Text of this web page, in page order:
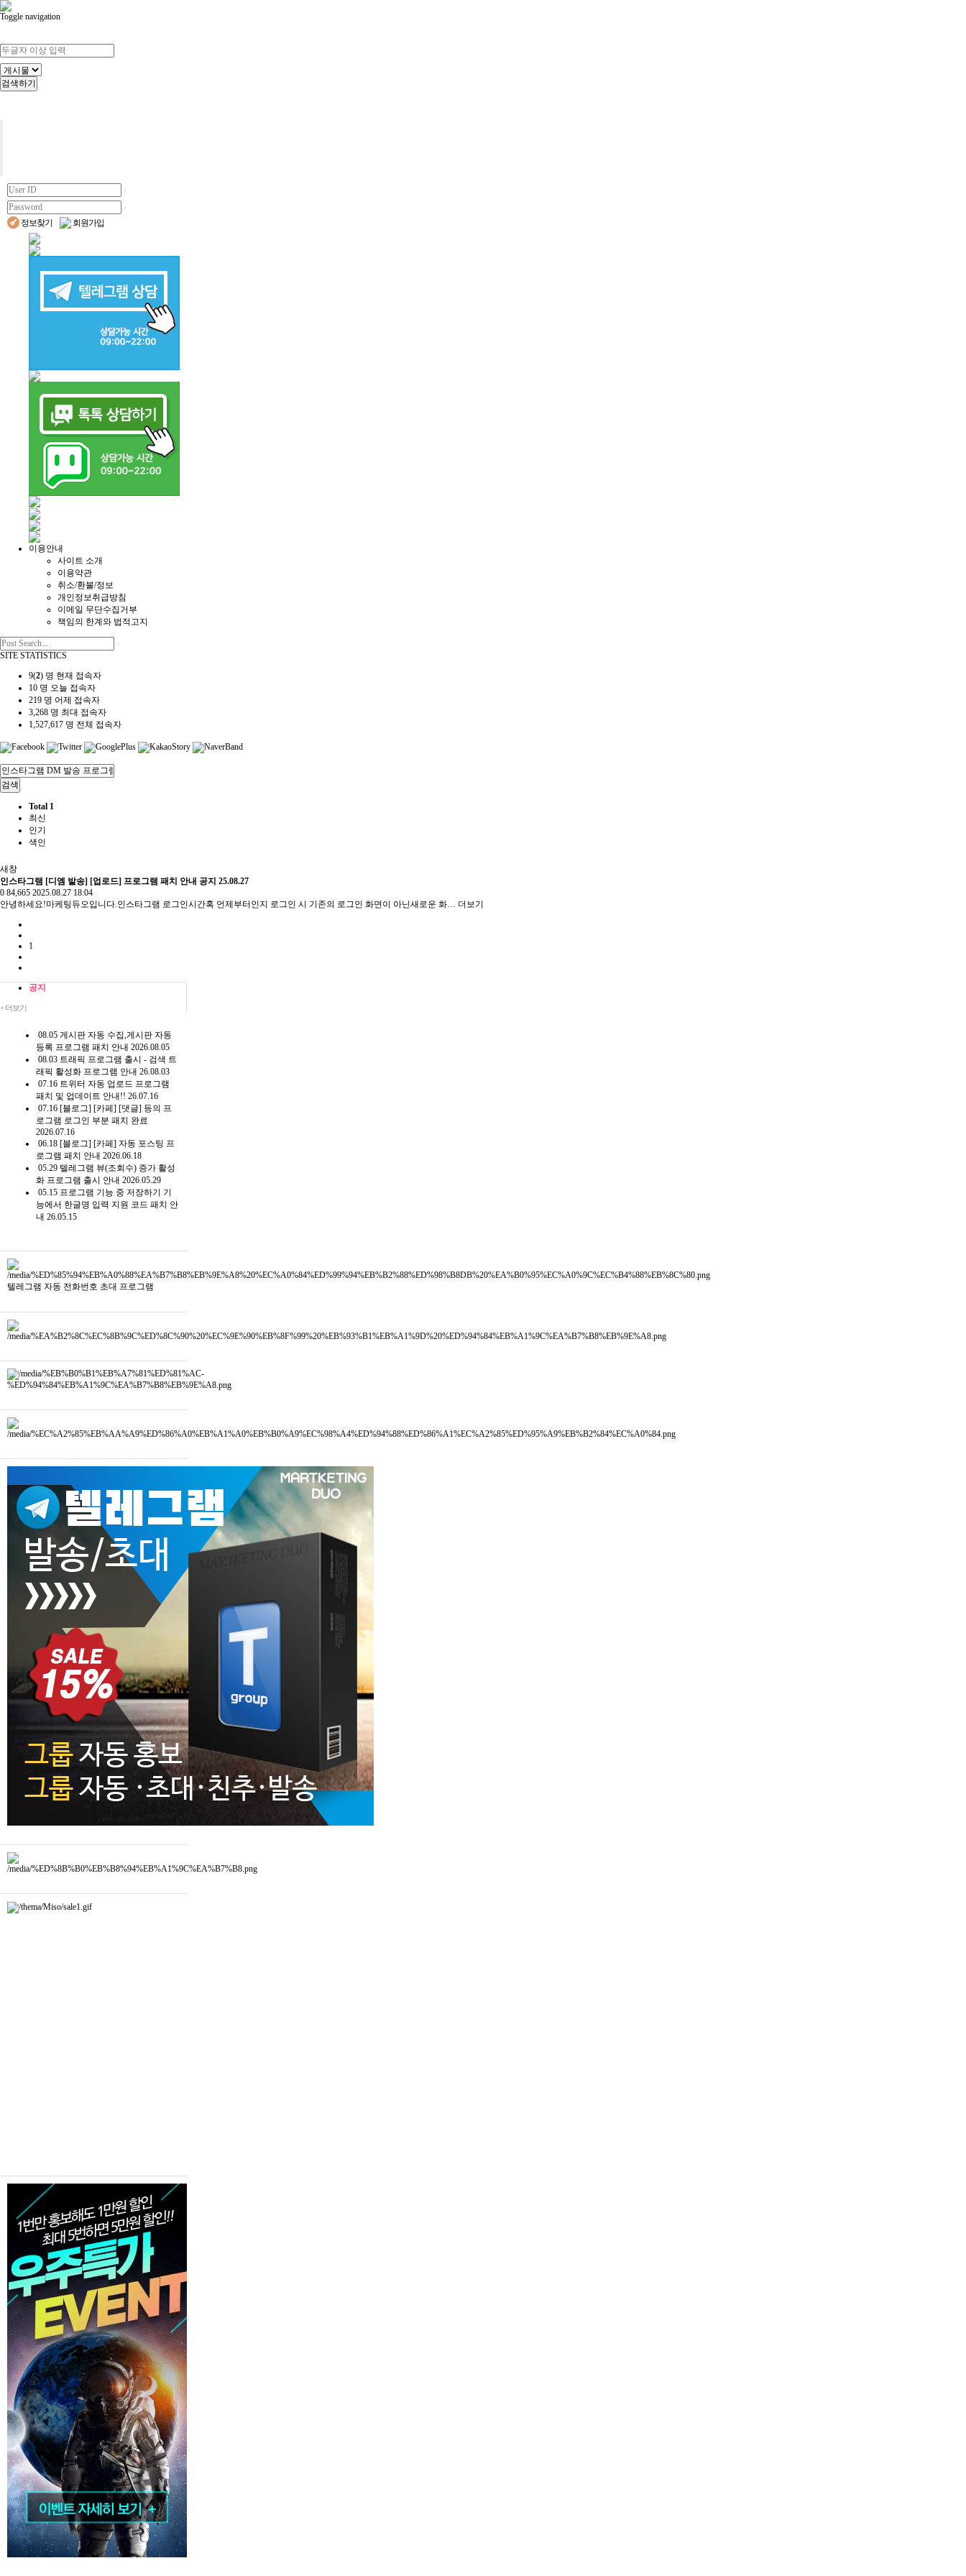
Toggle navigation
검색하기
정보찾기 회원가입
이용안내
사이트 소개
이용약관
취소/환불/정보
개인정보취급방침
이메일 무단수집거부
책임의 한계와 법적고지
SITE STATISTICS
9(2) 명 현재 접속자
10 명 오늘 접속자
219 명 어제 접속자
3,268 명 최대 접속자
1,527,617 명 전체 접속자
검색
Total 1
최신
인기
색인
새창
인스타그램 [디엠 발송] [업로드] 프로그램 패치 안내 공지 25.08.27
0 84,665 2025.08.27 18:04
안녕하세요!마케팅듀오입니다.인스타그램 로그인시간혹 언제부터인지 로그인 시 기존의 로그인 화면이 아닌새로운 화… 더보기
1
공지
+ 더보기
08.05 게시판 자동 수집,게시판 자동
등록 프로그램 패치 안내 2026.08.05
08.03 트래픽 프로그램 출시 - 검색 트
래픽 활성화 프로그램 안내 26.08.03
07.16 트위터 자동 업로드 프로그램
패치 및 업데이트 안내!! 26.07.16
07.16 [블로그] [카페] [댓글] 등의 프
로그램 로그인 부분 패치 완료
2026.07.16
06.18 [블로그] [카페] 자동 포스팅 프
로그램 패치 안내 2026.06.18
05.29 텔레그램 뷰(조회수) 증가 활성
화 프로그램 출시 안내 2026.05.29
05.15 프로그램 기능 중 저장하기 기
능에서 한글명 입력 지원 코드 패치 안
내 26.05.15
텔레그램 자동 전화번호 초대 프로그램